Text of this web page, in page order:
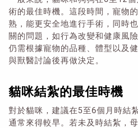
術的最佳時機。這段時間，寵物
熟，能更安全地進行手術，同時
關的問題，如行為改變和健康風
仍需根據寵物的品種、體型以及
與獸醫討論後再做決定。
貓咪結紮的最佳時機
對於貓咪，建議在5至6個月時結
通常來得較早。若未及時結紮，